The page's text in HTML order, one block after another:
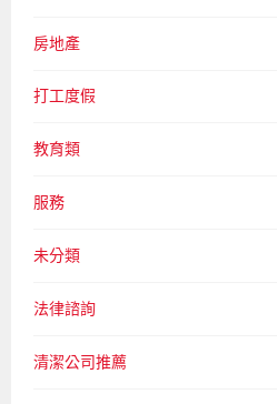
房地產
打工度假
教育類
服務
未分類
法律諮詢
清潔公司推薦